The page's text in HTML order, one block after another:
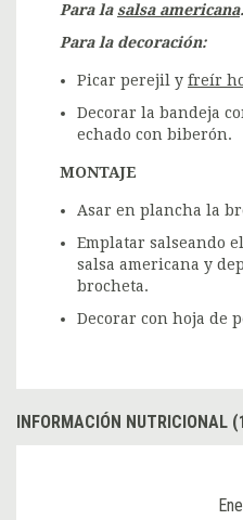
Para lasalsa americana.
Para la decoración:
Picar perejil y freír
Decorar la bandeja
echado con biberón.
MONTAJE
Asar en plancha la
Emplatar salseando
salsa americana y
brocheta.
Decorar con hoja de
INFORMACIÓN NUTRICIONAL